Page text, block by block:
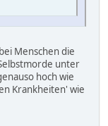
Menschen die
unter
hoch wie
Krankheiten' wie